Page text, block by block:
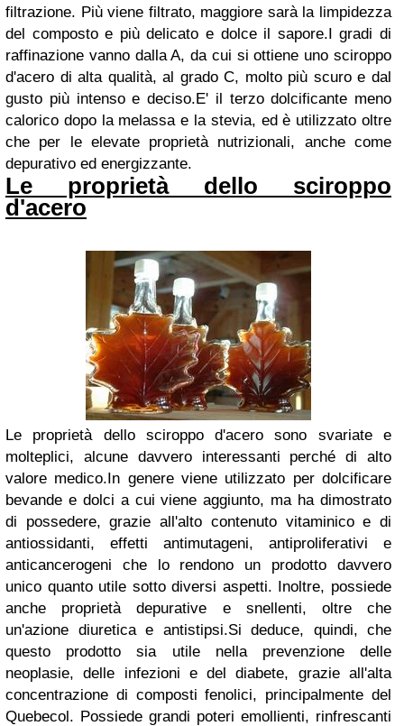
filtrazione. Più viene filtrato, maggiore sarà la limpidezza
del composto e più delicato e dolce il sapore.I gradi di
raffinazione vanno dalla A, da cui si ottiene uno sciroppo
d'acero di alta qualità, al grado C, molto più scuro e dal
gusto più intenso e deciso.E' il terzo dolcificante meno
calorico dopo la melassa e la stevia, ed è utilizzato oltre
che per le elevate proprietà nutrizionali, anche come
depurativo ed energizzante.
Le proprietà dello sciroppo
d'acero
Le proprietà dello sciroppo d'acero sono svariate e
molteplici, alcune davvero interessanti perché di alto
valore medico.In genere viene utilizzato per dolcificare
bevande e dolci a cui viene aggiunto, ma ha dimostrato
di possedere, grazie all'alto contenuto vitaminico e di
antiossidanti, effetti antimutageni, antiproliferativi e
anticancerogeni che lo rendono un prodotto davvero
unico quanto utile sotto diversi aspetti. Inoltre, possiede
anche proprietà depurative e snellenti, oltre che
un'azione diuretica e antistipsi.Si deduce, quindi, che
questo prodotto sia utile nella prevenzione delle
neoplasie, delle infezioni e del diabete, grazie all'alta
concentrazione di composti fenolici, principalmente del
Quebecol. Possiede grandi poteri emollienti, rinfrescanti